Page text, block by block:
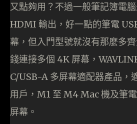
又點夠用？不過一般筆記簿電
HDMI 輸出，好一點的筆電
幕，但入門型號就沒有那麼多
錢連接多個 4K 屏幕，
C/USB-A 多屏幕適配器產品，
用戶，M1 至 M4 Mac 機及筆
屏幕。